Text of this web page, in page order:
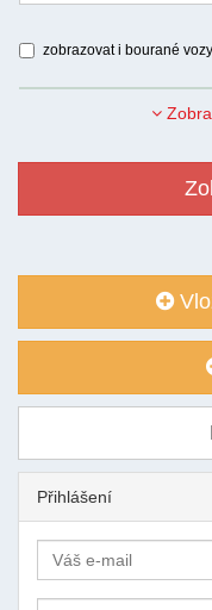
zobrazovat i bourané vozy
Přihlášení